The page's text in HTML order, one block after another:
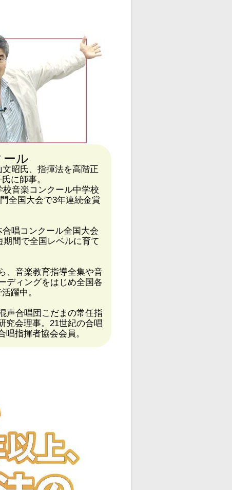
ル
昭氏、指揮法を高階正
に師事。
音楽コンクール中学校
全国大会で3年連続金賞
唱コンクール全国大会
間で全国レベルに育て
、音楽教育指導全集や音
ディングをはじめ全国各
躍中。
声合唱団こだまの常任指
究会理事。21世紀の合唱
指揮者協会会員。